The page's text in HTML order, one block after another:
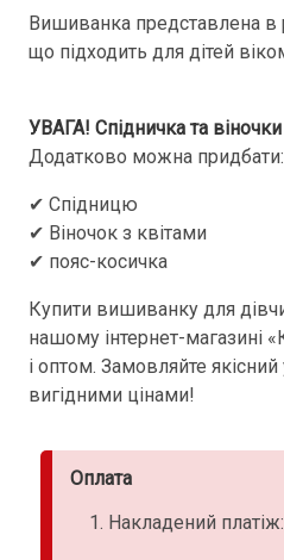
Вишиванка представлена в
що підходить для дітей
УВАГА! Спідничка та
Додатково можна придбати:
✔ Спідницю
✔ Віночок з квітами
✔ пояс-косичка
Купити вишиванку для
нашому інтернет-магазині
і оптом. Замовляйте
вигідними цінами!
Оплата
Накладений платіж: